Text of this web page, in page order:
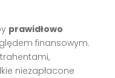
prawidłowo
finansowym.
niezapłacone